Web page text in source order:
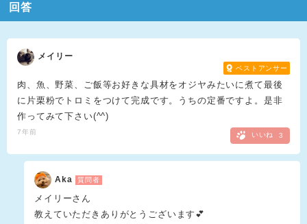
回答
メイリー
ベストアンサー
肉、魚、野菜、ご飯等お好きな具材をオジヤみたいに煮て最後
に片栗粉でトロミをつけて完成です。うちの定番ですよ。是非
作ってみて下さい(^^)
7年前 いいね 3
Aka 質問者
メイリーさん
教えていただきありがとうございます💕